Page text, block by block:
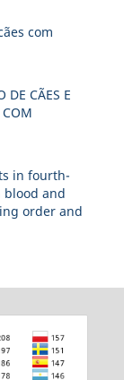
com
DE CÃES E
COM
in fourth-
blood and
order and